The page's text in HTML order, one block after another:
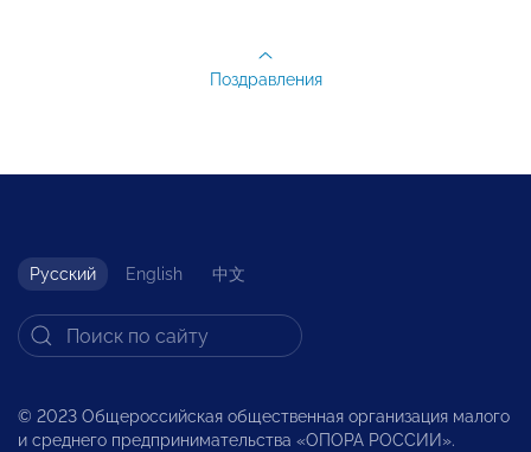
Поздравления
Русский English 中文
© 2023 Общероссийская общественная организация малого
и среднего предпринимательства «ОПОРА РОССИИ».